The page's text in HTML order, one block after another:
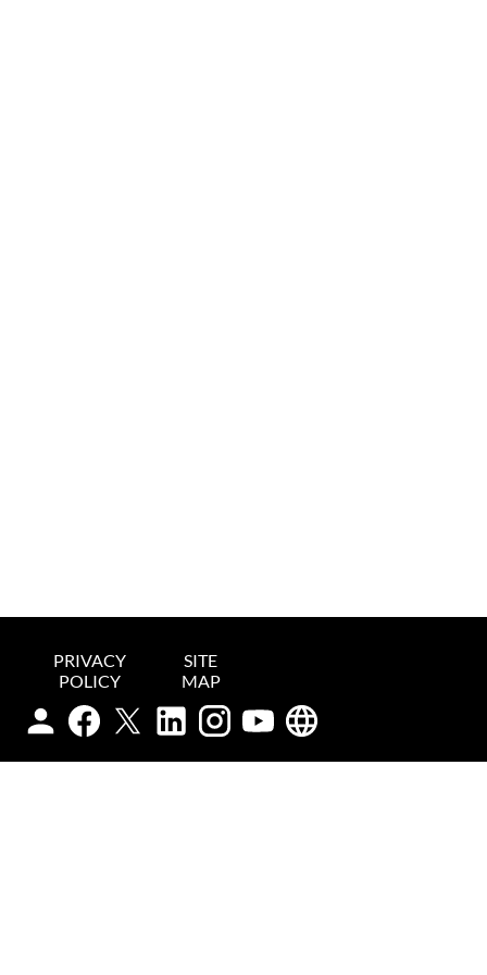
PRIVACY
POLICY
SITE
MAP